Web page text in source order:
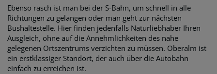
Ebenso rasch ist man bei der S-Bahn, um schnell in alle
Richtungen zu gelangen oder man geht zur nächsten
Bushaltestelle. Hier finden jedenfalls Naturliebhaber Ihren
Ausgleich, ohne auf die Annehmlichkeiten des nahe
gelegenen Ortszentrums verzichten zu müssen. Oberalm ist
ein erstklassiger Standort, der auch über die Autobahn
einfach zu erreichen ist.